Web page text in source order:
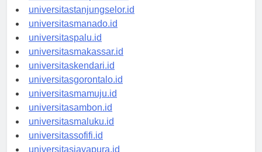
universitasbanjarbaru.id
universitastanjungselor.id
universitasmanado.id
universitaspalu.id
universitasmakassar.id
universitaskendari.id
universitasgorontalo.id
universitasmamuju.id
universitasambon.id
universitasmaluku.id
universitassofifi.id